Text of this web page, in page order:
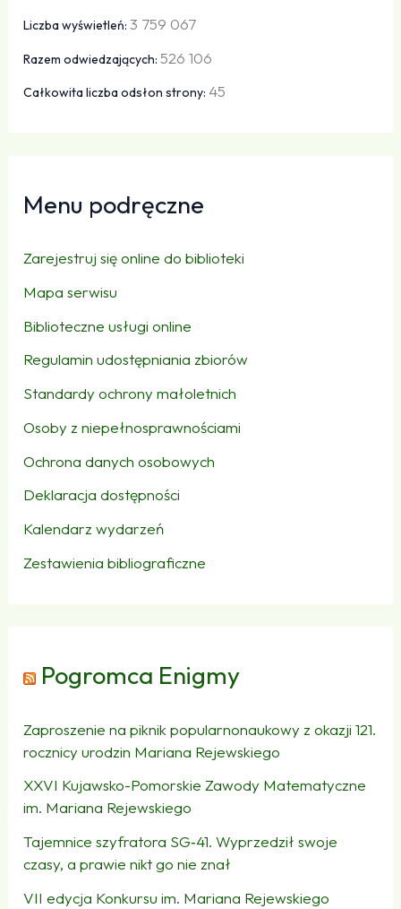
Liczba wyświetleń:3 759 067
Razem odwiedzających:526 106
Całkowita liczba odsłon strony: 45
Menu podręczne
Zarejestruj się online do biblioteki
Mapa serwisu
Biblioteczne usługi online
Regulamin udostępniania zbiorów
Standardy ochrony małoletnich
Osoby z niepełnosprawnościami
Ochrona danych osobowych
Deklaracja dostępności
Kalendarz wydarzeń
Zestawienia bibliograficzne
Pogromca Enigmy
Zaproszenie na piknik popularnonaukowy z okazji 121.
rocznicy urodzin Mariana Rejewskiego
XXVI Kujawsko-Pomorskie Zawody Matematyczne
im. Mariana Rejewskiego
Tajemnice szyfratora SG‑41. Wyprzedził swoje
czasy, a prawie nikt go nie znał
VII edycja Konkursu im. Mariana Rejewskiego